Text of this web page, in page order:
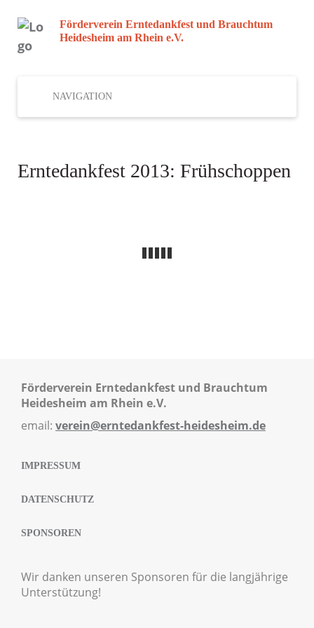
Förderverein Erntedankfest und Brauchtum
Heidesheim am Rhein e.V.
NAVIGATION
Erntedankfest 2013: Frühschoppen
Förderverein Erntedankfest und Brauchtum
Heidesheim am Rhein e.V.
email: verein@erntedankfest-heidesheim.de
IMPRESSUM
DATENSCHUTZ
SPONSOREN
Wir danken unseren Sponsoren für die langjährige
Unterstützung!